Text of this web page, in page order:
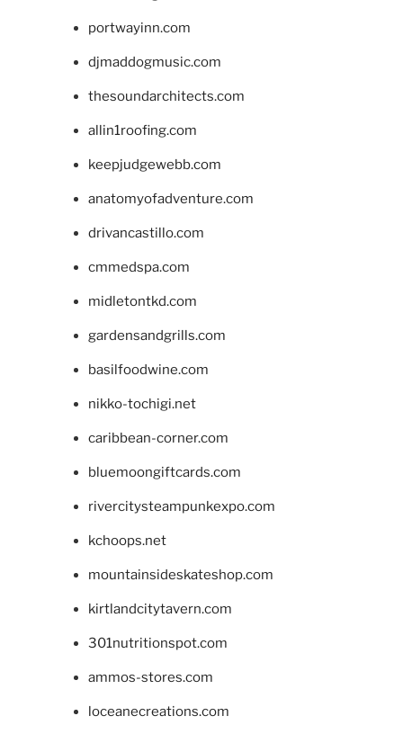
portwayinn.com
djmaddogmusic.com
thesoundarchitects.com
allin1roofing.com
keepjudgewebb.com
anatomyofadventure.com
drivancastillo.com
cmmedspa.com
midletontkd.com
gardensandgrills.com
basilfoodwine.com
nikko-tochigi.net
caribbean-corner.com
bluemoongiftcards.com
rivercitysteampunkexpo.com
kchoops.net
mountainsideskateshop.com
kirtlandcitytavern.com
301nutritionspot.com
ammos-stores.com
loceanecreations.com